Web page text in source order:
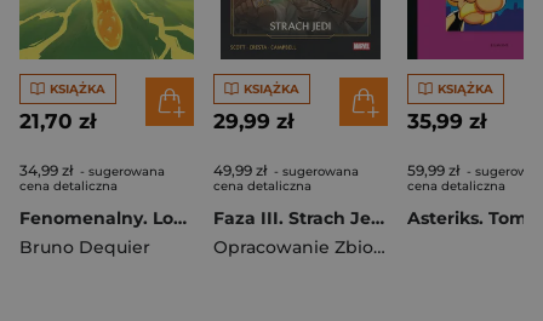
KSIĄŻKA
21,70 zł
34,99 zł - sugerowana
cena detaliczna
Fenomenalny. Louca. Tom 12
Bruno Dequier
KSIĄŻKA
29,99 zł
49,99 zł - sugerowana
cena detaliczna
Faza III. Strach Jedi. Star Wars Wielka Republika
Opracowanie Zbiorowe
KSIĄŻKA
35,99 zł
59,99 zł -
cena detaliczna